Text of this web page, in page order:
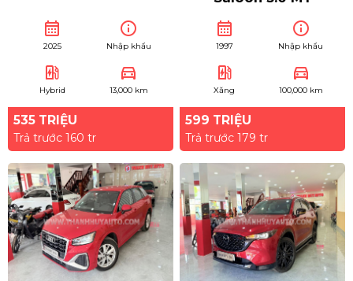
calendar_month
2025
info
Nhập khẩu
ev_station
Hybrid
directions_car
13,000 km
535 TRIỆU
Trả trước 160 tr
calendar_month
1997
info
Nhập khẩu
ev_station
Xăng
directions_car
100,000 km
599 TRIỆU
Trả trước 179 tr